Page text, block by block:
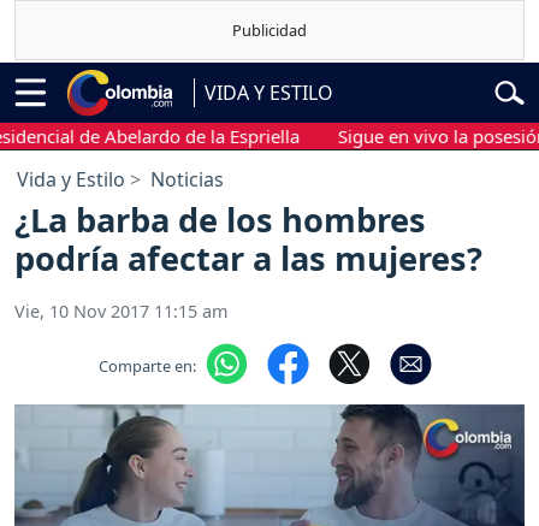
VIDA Y ESTILO
de Abelardo de la Espriella Sigue en vivo la posesión
Vida y Estilo Noticias
¿La barba de los hombres
podría afectar a las mujeres?
Vie, 10 Nov 2017 11:15 am
Comparte en: